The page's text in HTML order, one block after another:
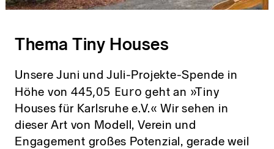
Thema Tiny Houses
Unsere Juni und Juli-Projekte-Spende in
Höhe von445,05 Euro geht an »Tiny
Houses für Karlsruhe e.V.« Wir sehen in
dieser Art von Modell, Verein und
Engagement großes Potenzial, gerade weil